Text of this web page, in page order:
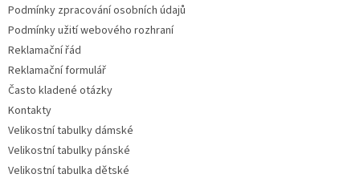
Podmínky zpracování osobních údajů
Podmínky užití webového rozhraní
Reklamační řád
Reklamační formulář
Často kladené otázky
Kontakty
Velikostní tabulky dámské
Velikostní tabulky pánské
Velikostní tabulka dětské